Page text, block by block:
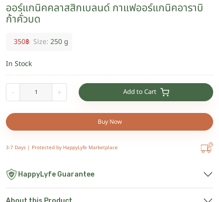
ออร์แกนิคคลาสสิกเบลนด์ กาแฟออร์แกนิคอาราบิ
ก้าคั่วบด
350฿ Size: 250 g
In Stock
- + Add to Cart
Buy Now
3-7 Days | Protected by HappyLyfe Marketplace
HappyLyfe Guarantee